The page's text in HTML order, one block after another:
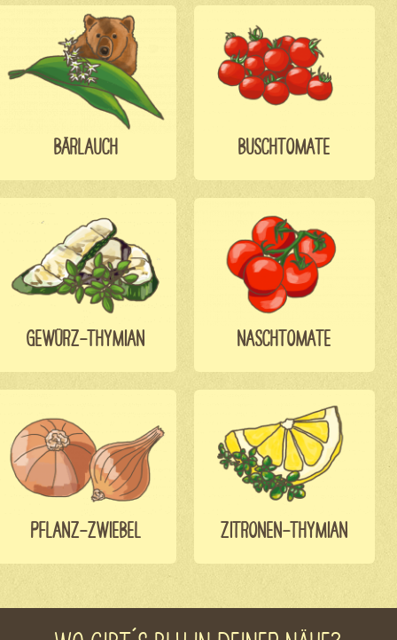
BÄRLAUCH BUSCHTOMATE
GEWÜRZ-THYMIAN NASCHTOMATE
PFLANZ-ZWIEBEL ZITRONEN-THYMIAN